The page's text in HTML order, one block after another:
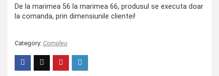
De la marimea 56 la marimea 66, produsul se executa doar
la comanda, prin dimensiunile clientei!
Category: Compleu